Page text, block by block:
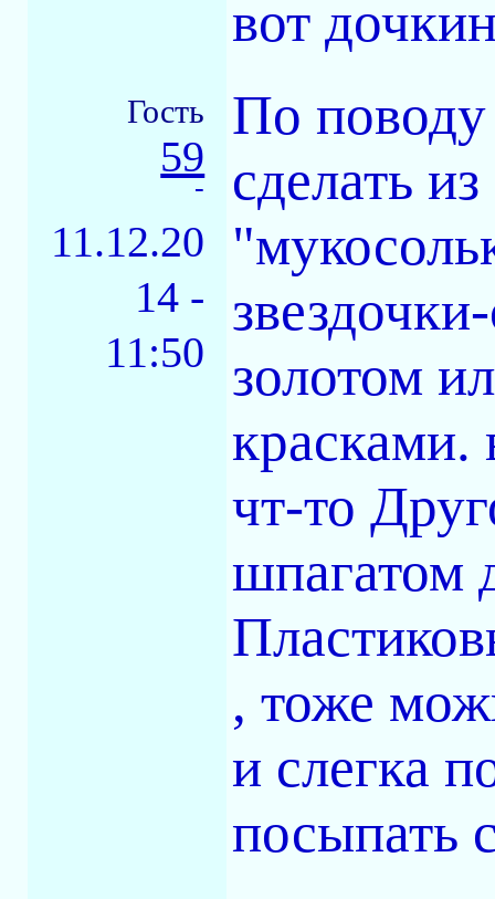
вот
Гость
59
-
11.12.20
14 -
11:50
По поводу
сделать
золотом
красками.
чт-то
шпагатом
, тоже
и слегка
посыпать